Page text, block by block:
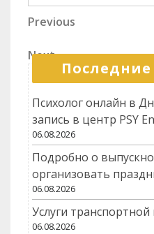
Навигация
по
записям
Previous
Previous
Next
Post
Next
Психолог онлайн в
запись в центр PSY
06.08.2026
Подробно о
организовать
06.08.2026
Услуги
06.08.2026